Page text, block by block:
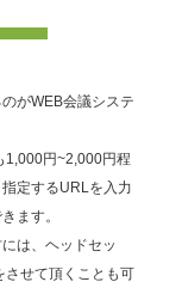
がWEB会議システ
1,000円~2,000円程
定するURLを入力
ます。
は、ヘッドセッ
させて頂くことも可